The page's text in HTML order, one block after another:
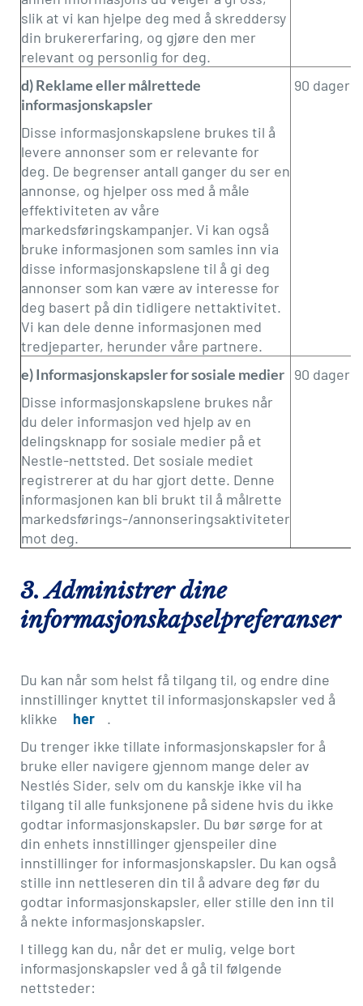
slik at vi kan hjelpe deg med å skreddersy
din brukererfaring, og gjøre den mer
relevant og personlig for deg.
d) Reklame eller målrettede
informasjonskapsler
Disse informasjonskapslene brukes til å
levere annonser som er relevante for
deg. De begrenser antall ganger du ser en
annonse, og hjelper oss med å måle
effektiviteten av våre
markedsføringskampanjer. Vi kan også
bruke informasjonen som samles inn via
disse informasjonskapslene til å gi deg
annonser som kan være av interesse for
deg basert på din tidligere nettaktivitet.
Vi kan dele denne informasjonen med
tredjeparter, herunder våre partnere.
90 dager
e) Informasjonskapsler for sosiale medier
Disse informasjonskapslene brukes når
du deler informasjon ved hjelp av en
delingsknapp for sosiale medier på et
Nestle-nettsted. Det sosiale mediet
registrerer at du har gjort dette. Denne
informasjonen kan bli brukt til å målrette
markedsførings-/annonseringsaktiviteter
mot deg.
90 dager
3. Administrer dine
informasjonskapselpreferanser
Du kan når som helst få tilgang til, og endre dine
innstillinger knyttet til informasjonskapsler ved å
klikke
her
.
Du trenger ikke tillate informasjonskapsler for å
bruke eller navigere gjennom mange deler av
Nestlés Sider, selv om du kanskje ikke vil ha
tilgang til alle funksjonene på sidene hvis du ikke
godtar informasjonskapsler. Du bør sørge for at
din enhets innstillinger gjenspeiler dine
innstillinger for informasjonskapsler. Du kan også
stille inn nettleseren din til å advare deg før du
godtar informasjonskapsler, eller stille den inn til
å nekte informasjonskapsler.
I tillegg kan du, når det er mulig, velge bort
informasjonskapsler ved å gå til følgende
nettsteder: